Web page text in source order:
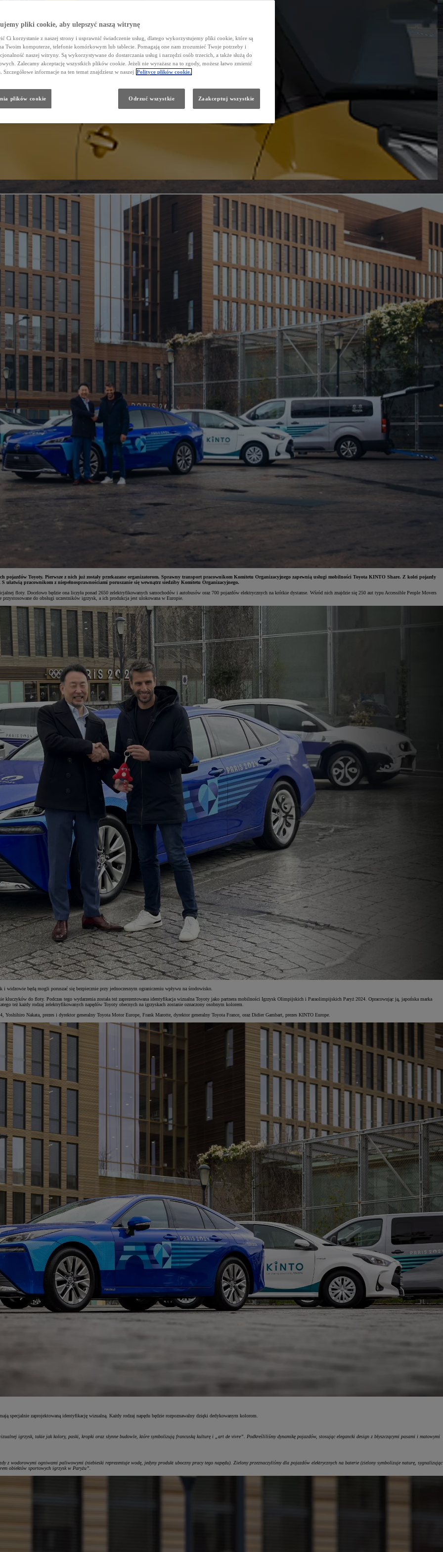
Toyoty. Pierwsze z nich już zostały przekazane organizatorom. Sprawny transport pracownikom Komitetu Organizacyjnego zapewnią usługi mobilności Toyota KINTO Share. Z kolei pojazdy
ułatwią pracownikom z niepełnosprawnościami poruszanie się wewnątrz siedziby Komitetu Organizacyjnego.
floty. Docelowo będzie ona liczyła ponad 2650 zelektryfikowanych samochodów i autobusów oraz 700 pojazdów elektrycznych na krótkie dystanse. Wśród nich znajdzie się 250 aut typu Accessible People Movers
do obsługi uczestników igrzysk, a ich produkcja jest ulokowana w Europie.
będą mogli poruszać się bezpiecznie przy jednoczesnym ograniczeniu wpływu na środowisko.
kluczyków do floty. Podczas tego wydarzenia została też zaprezentowana identyfikacja wizualna Toyoty jako partnera mobilności Igrzysk Olimpijskich i Paraolimpijskich Paryż 2024. Opracowując ją, japońska marka
też każdy rodzaj zelektryfikowanych napędów Toyoty obecnych na igrzyskach zostanie oznaczony osobnym kolorem.
Nakata, prezes i dyrektor generalny Toyota Motor Europe, Frank Marotte, dyrektor generalny Toyota France, oraz Didier Gambart, prezes KINTO Europe.
specjalnie zaprojektowaną identyfikację wizualną. Każdy rodzaj napędu będzie rozpoznawalny dzięki dedykowanym kolorom.
igrzysk, takie jak kolory, paski, kropki oraz słynne budowle, które symbolizują francuską kulturę i „art de vivre”. Podkreśliliśmy dynamikę pojazdów, stosując elegancki design z błyszczącymi pasami i matowymi
wodorowymi ogniwami paliwowymi (niebieski reprezentuje wodę, jedyny produkt uboczny pracy tego napędu). Zielony przeznaczyliśmy dla pojazdów elektrycznych na baterie (zielony symbolizuje naturę, sygnalizując
obiektów sportowych igrzysk w Paryżu”.
pliki cookie, aby ulepszyć naszą witrynę
Ci korzystanie z naszej strony i usprawnić świadczenie usług, dlatego wykorzystujemy pliki cookie, które są
Twoim komputerze, telefonie komórkowym lub tablecie. Pomagają one nam zrozumieć Twoje potrzeby i
naszej witryny. Są wykorzystywane do dostarczania usług i narzędzi osób trzecich, a także służą do
Zalecamy akceptację wszystkich plików cookie. Jeżeli nie wyrażasz na to zgody, możesz łatwo zmienić
Szczegółowe informacje na ten temat znajdziesz w naszej Polityce plików cookie.
plików cookie Odrzuć wszystkie Zaakceptuj wszystkie